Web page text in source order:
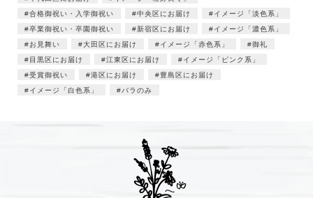
合格御祝い・入学御祝い
中央区にお届け
イメージ「淡色系」
卒業御祝い・卒園御祝い
新宿区にお届け
イメージ「濃色系」
お見舞い
大田区にお届け イメージ「赤色系」
御礼
目黒区にお届け
江東区にお届け
イメージ「ピンク系」
受賞御祝い
港区にお届け
豊島区にお届け
イメージ「白色系」
バラのみ